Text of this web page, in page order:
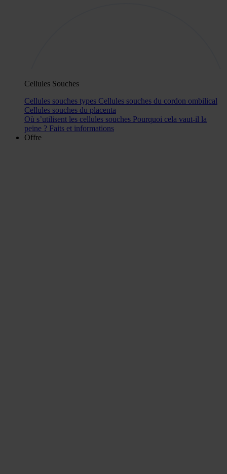
Cellules Souches
Cellules souches types Cellules souches du cordon ombilical
Cellules souches du placenta
Où s’utilisent les cellules souches Pourquoi cela vaut-il la
peine ? Faits et informations
Offre